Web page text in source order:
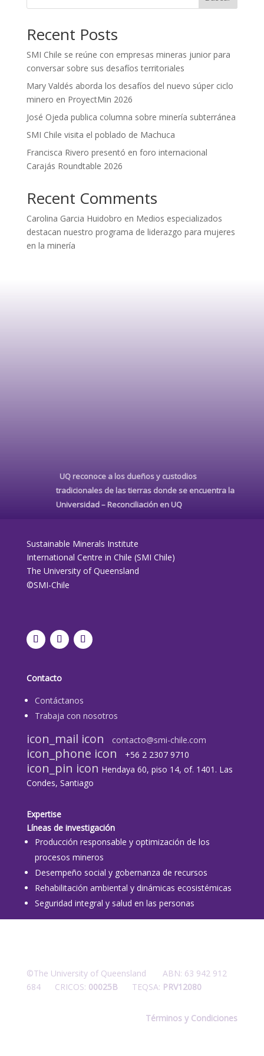
Recent Posts
SMI Chile se reúne con empresas mineras junior para
conversar sobre sus desafíos territoriales
Mary Valdés aborda los desafíos del nuevo súper ciclo
minero en ProyectMin 2026
José Ojeda publica columna sobre minería subterránea
SMI Chile visita el poblado de Machuca
Francisca Rivero presentó en foro internacional
Carajás Roundtable 2026
Recent Comments
Carolina Garcia Huidobro en Medios especializados
destacan nuestro programa de liderazgo para mujeres
en la minería
UQ reconoce a los dueños y custodios
tradicionales de las tierras donde se encuentra la
Universidad – Reconciliación en UQ
Sustainable Minerals Institute
International Centre in Chile (SMI Chile)
The University of Queensland
©SMI-Chile
Contacto
Contáctanos
Trabaja con nosotros
icon_mail icon contacto@smi-chile.com
icon_phone icon +56 2 2307 9710​
icon_pin icon Hendaya 60, piso 14, of. 1401. Las
Condes, Santiago
Expertise
Líneas de investigación
Producción responsable y optimización de los
procesos mineros
Desempeño social y gobernanza de recursos
Rehabilitación ambiental y dinámicas ecosistémicas
Seguridad integral y salud en las personas
©The University of Queensland ABN: 63 942 912
684 CRICOS: 00025B TEQSA: PRV12080
Términos y Condiciones